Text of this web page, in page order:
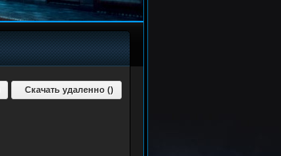
Скачать удаленно ()